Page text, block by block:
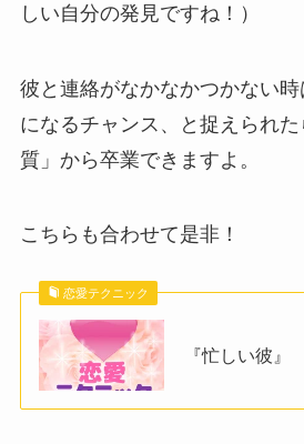
しい自分の発見ですね！）
彼と連絡がなかなかつかない
になるチャンス、と捉えられ
質」から卒業できますよ。
こちらも合わせて是非！
恋愛テクニック
『忙しい彼』